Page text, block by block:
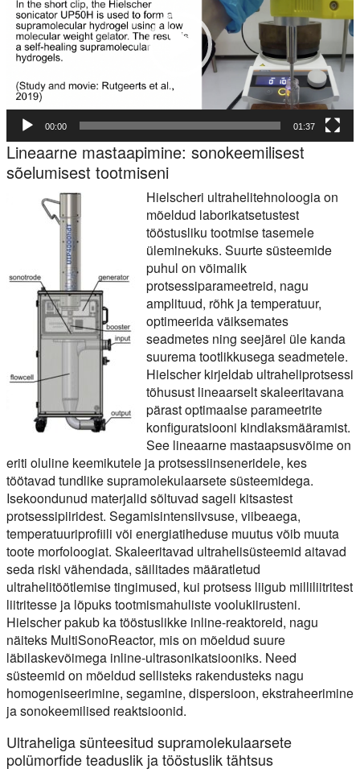
00:00 01:37
Lineaarne mastaapimine: sonokeemilisest
sõelumisest tootmiseni
Hielscheri ultrahelitehnoloogia on
mõeldud laborikatsetustest
tööstusliku tootmise tasemele
üleminekuks. Suurte süsteemide
puhul on võimalik
protsessiparameetreid, nagu
amplituud, rõhk ja temperatuur,
optimeerida väiksemates
seadmetes ning seejärel üle kanda
suurema tootlikkusega seadmetele.
Hielscher kirjeldab ultraheliprotsessi
tõhusust lineaarselt skaleeritavana
pärast optimaalse parameetrite
konfiguratsiooni kindlaksmääramist.
See lineaarne mastaapsusvõime on
eriti oluline keemikutele ja protsessiinseneridele, kes
töötavad tundlike supramolekulaarsete süsteemidega.
Isekoondunud materjalid sõltuvad sageli kitsastest
protsessipiiridest. Segamisintensiivsuse, viibeaega,
temperatuuriprofiili või energiatiheduse muutus võib muuta
toote morfoloogiat. Skaleeritavad ultrahelisüsteemid aitavad
seda riski vähendada, säilitades määratletud
ultrahelitöötlemise tingimused, kui protsess liigub milliliitritest
liitritesse ja lõpuks tootmismahuliste voolukiirusteni.
Hielscher pakub ka tööstuslikke inline-reaktoreid, nagu
näiteks MultiSonoReactor, mis on mõeldud suure
läbilaskevõimega inline-ultrasonikatsiooniks. Need
süsteemid on mõeldud sellisteks rakendusteks nagu
homogeniseerimine, segamine, dispersioon, ekstraheerimine
ja sonokeemilised reaktsioonid.
Ultraheliga sünteesitud supramolekulaarsete
polümorfide teaduslik ja tööstuslik tähtsus